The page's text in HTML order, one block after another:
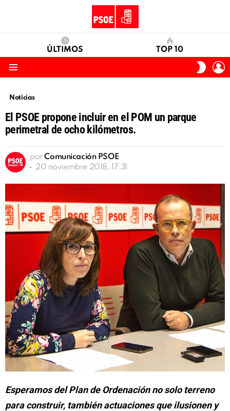
ÚLTIMOS TOP 10
SKIN
Noticias
El PSOE propone incluir en el POM un parque
perimetral de ocho kilómetros.
por Comunicación PSOE
20 noviembre 2018, 17:31
Esperamos del Plan de Ordenación no solo terreno
para construir, también actuaciones que ilusionen y